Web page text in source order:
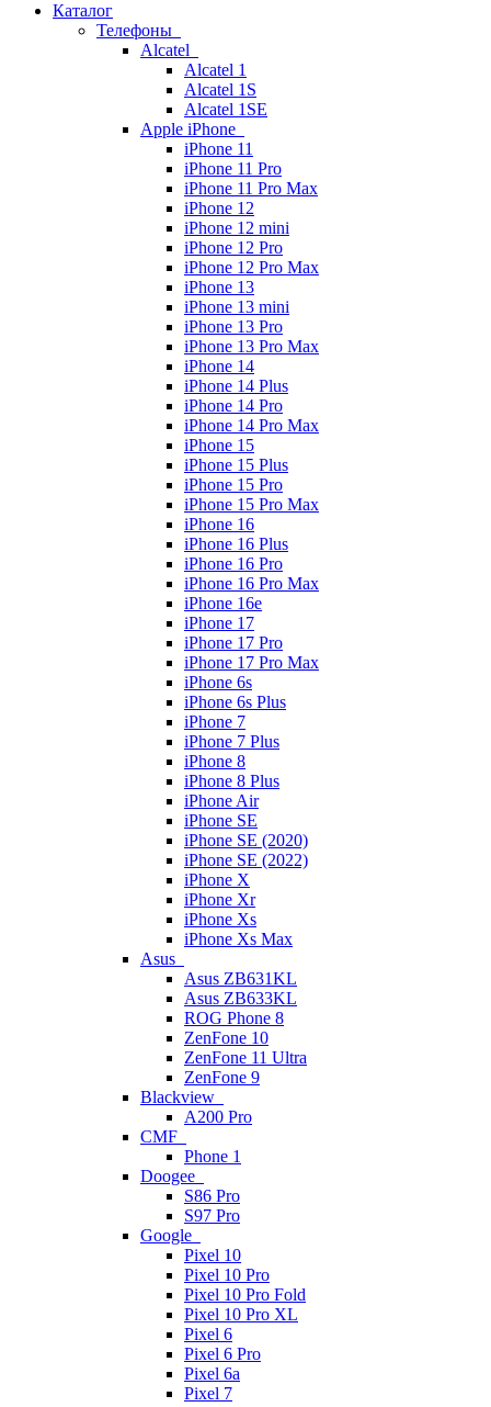
Каталог
Телефоны
Alcatel
Alcatel 1
Alcatel 1S
Alcatel 1SE
Apple iPhone
iPhone 11
iPhone 11 Pro
iPhone 11 Pro Max
iPhone 12
iPhone 12 mini
iPhone 12 Pro
iPhone 12 Pro Max
iPhone 13
iPhone 13 mini
iPhone 13 Pro
iPhone 13 Pro Max
iPhone 14
iPhone 14 Plus
iPhone 14 Pro
iPhone 14 Pro Max
iPhone 15
iPhone 15 Plus
iPhone 15 Pro
iPhone 15 Pro Max
iPhone 16
iPhone 16 Plus
iPhone 16 Pro
iPhone 16 Pro Max
iPhone 16e
iPhone 17
iPhone 17 Pro
iPhone 17 Pro Max
iPhone 6s
iPhone 6s Plus
iPhone 7
iPhone 7 Plus
iPhone 8
iPhone 8 Plus
iPhone Air
iPhone SE
iPhone SE (2020)
iPhone SE (2022)
iPhone X
iPhone Xr
iPhone Xs
iPhone Xs Max
Asus
Asus ZB631KL
Asus ZB633KL
ROG Phone 8
ZenFone 10
ZenFone 11 Ultra
ZenFone 9
Blackview
A200 Pro
CMF
Phone 1
Doogee
S86 Pro
S97 Pro
Google
Pixel 10
Pixel 10 Pro
Pixel 10 Pro Fold
Pixel 10 Pro XL
Pixel 6
Pixel 6 Pro
Pixel 6a
Pixel 7